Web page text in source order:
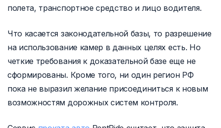
полета, транспортное средство и лицо водителя.
Что касается законодательной базы, то разрешение
на использование камер в данных целях есть. Но
четкие требования к доказательной базе еще не
сформированы. Кроме того, ни один регион РФ
пока не выразил желание присоединиться к новым
возможностям дорожных систем контроля.